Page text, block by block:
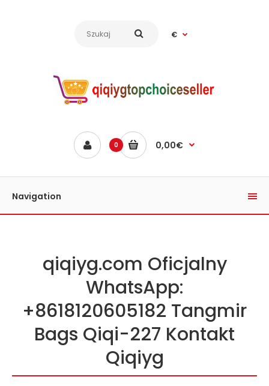
€
0 0,00€
Navigation
qiqiyg.com Oficjalny
WhatsApp:
+8618120605182 Tangmir
Bags Qiqi-227 Kontakt
Qiqiyg